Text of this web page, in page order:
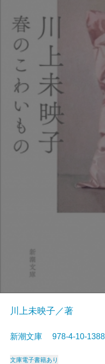
川上未映子／著
新潮文庫 978-4-10-
文庫電子書籍あり